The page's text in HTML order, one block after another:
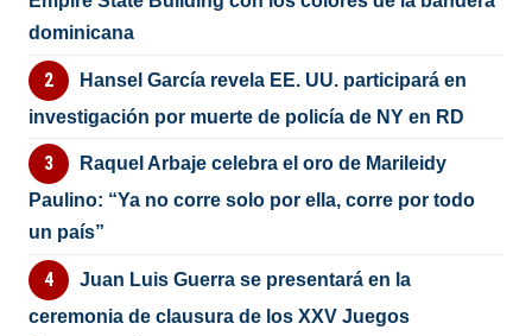
dominicana
Hansel García revela EE. UU. participará en
investigación por muerte de policía de NY en RD
Raquel Arbaje celebra el oro de Marileidy
Paulino: “Ya no corre solo por ella, corre por todo
un país”
Juan Luis Guerra se presentará en la
ceremonia de clausura de los XXV Juegos